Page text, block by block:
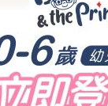
親子趣聞
爸媽專訪
著數優惠